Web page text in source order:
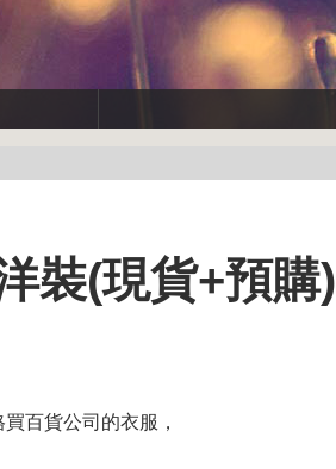
裝(現貨+預購)
百貨公司的衣服，